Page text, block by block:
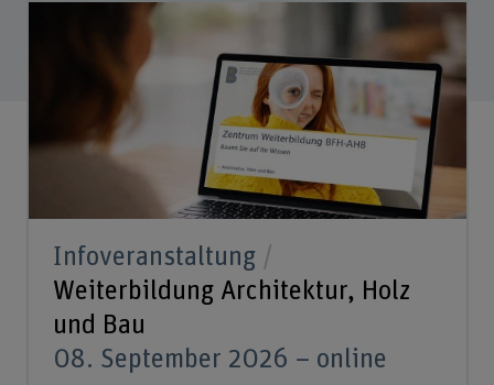
Infoveranstaltung
Weiterbildung Architektur, Holz
und Bau
08. September 2026 – online